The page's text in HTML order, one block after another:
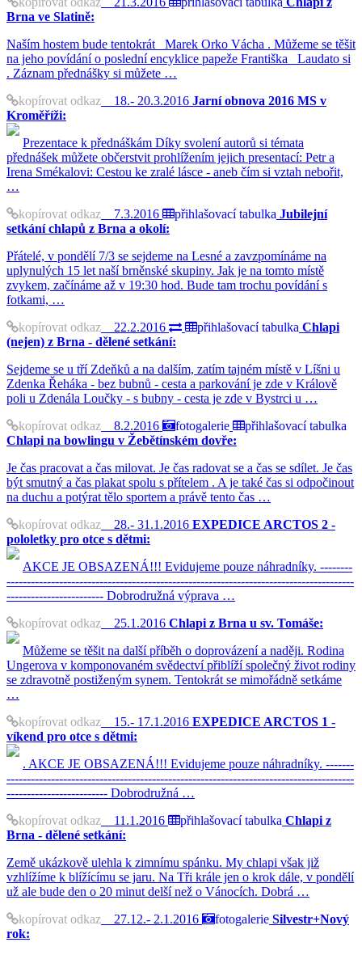
Brna ve Slatině:
Naším hostem bude tentokrát Marek Orko Vácha . Můžeme se těšit
na jeho povídání o poslední encyklice papeže Františka Laudato si
. Záznam přednášky si můžete …
kopírovat odkaz 18.- 20.3.2016 Jarní obnova 2016 MS v
Kroměříži:
Prezentace k přednáškám Díky svolení autorů si témata
přednášek můžete občerstvit prohlížením jejich presentací: Petr a
Irena Smékalovi: Cestou ke zralé lásce - aneb čím si vztah nebořit,
…
kopírovat odkaz 7.3.2016 přihlašovací tabulka Jubilejní
setkání chlapů z Brna a okolí:
Přátelé, v pondělí 7/3 se sejdeme na Lesné a zavzpomínáme na
uplynulých 15 let naší brněnské skupiny. Jak je na tomto místě
zvykem, začínáme až v 19:30 hod. Bude tam trochu povídání s
fotkami, …
kopírovat odkaz 22.2.2016 přihlašovací tabulka Chlapi
(nejen) z Brna - dělené setkání:
Sejdeme se u tří Zdeňků a na dalším, zatím tajném místě v Líšni u
Zdenka Řeháka - bez bubnů - cesta a parkování je zde v Králově
poli u Zdenála Loučky - s bubny - cesta je zde v Bystrci u …
kopírovat odkaz 8.2.2016 fotogalerie přihlašovací tabulka
Chlapi na bowlingu v Žebětínském dovře:
Je čas pracovat a čas milovat. Je čas radovat se a čas se sdílet. Je čas
být smutný a čas plakat spolu s přítelem . A je také čas si odpočinout
na duchu a potýrat tělo sportem a právě tento čas …
kopírovat odkaz 28.- 31.1.2016 EXPEDICE ARCTOS 2 -
pololetky pro otce s dětmi:
AKCE JE OBSAZENÁ!!! Evidujeme pouze náhradníky. --------
--------------------------------------------------------------------------------------
------------------------ Dobrodružná výprava …
kopírovat odkaz 25.1.2016 Chlapi z Brna u sv. Tomáše:
Můžeme se těšit na další příběh o doprovázení a naději. Rodina
Ungerova v komponovaném svědectví přiblíží společný život rodiny
se zdravotně postiženým synem. Tentokrát se mimořádně setkáme
…
kopírovat odkaz 15.- 17.1.2016 EXPEDICE ARCTOS 1 -
víkend pro otce s dětmi:
. AKCE JE OBSAZENÁ!!! Evidujeme pouze náhradníky. -------
--------------------------------------------------------------------------------------
------------------------- Dobrodružná …
kopírovat odkaz 11.1.2016 přihlašovací tabulka Chlapi z
Brna - dělené setkání:
Země ukázkově ulehla k zimnímu spánku. My chlapi však již
vzhlížíme k blížícímu se jaru. Na Tři krále jen o krok dále, v pondělí
už ale bude den o 20 minut delší než o Vánocích. Dobrá …
kopírovat odkaz 27.12.- 2.1.2016 fotogalerie Silvestr+Nový
rok: